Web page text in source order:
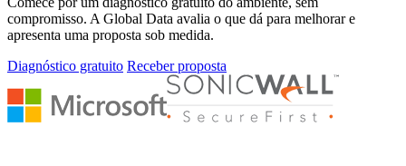
compromisso. A Global Data avalia o que dá para melhorar e
apresenta uma proposta sob medida.
Diagnóstico gratuito Receber proposta